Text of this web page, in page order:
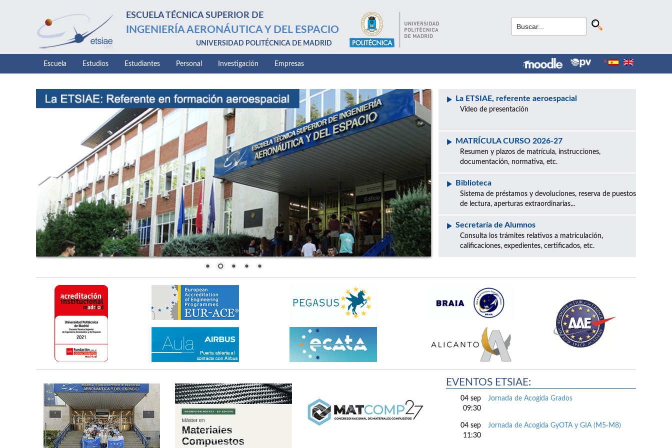
ESCUELA TÉCNICA SUPERIOR DE
INGENIERÍA AERONÁUTICA Y DEL ESPACIO
UNIVERSIDAD POLITÉCNICA DE MADRID
Escuela Estudios Estudiantes Personal Investigación Empresas
La ETSIAE, referente aeroespacial
Vídeo de presentación
MATRÍCULA CURSO 2026-27
Resumen y plazos de matrícula, instrucciones,
documentación, normativa, etc.
Biblioteca
Sistema de préstamos y devoluciones, reserva de puestos
de lectura, aperturas extraordinarias...
Secretaría de Alumnos
Consulta los trámites relativos a matriculación,
calificaciones, expedientes, certificados, etc.
EVENTOS ETSIAE:
04 sep
09:30
Jornada de Acogida Grados
04 sep
11:30
Jornada de Acogida GyOTA y GIA (M5-M8)